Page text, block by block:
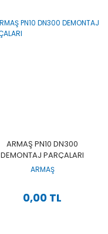
ARMAŞ PN10 DN300
DEMONTAJ PARÇALARI
ARMAŞ
0,00 TL